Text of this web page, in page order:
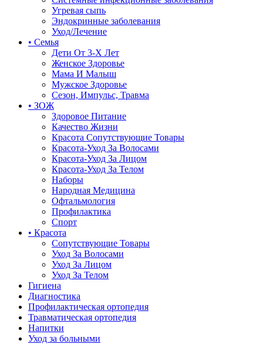
Угревая сыпь
Эндокринные заболевания
Уход/Лечение
• Семья
Дети От 3-Х Лет
Женское Здоровье
Мама И Малыш
Мужское Здоровье
Сезон, Импульс, Травма
• ЗОЖ
Здоровое Питание
Качество Жизни
Красота Сопутствующие Товары
Красота-Уход За Волосами
Красота-Уход За Лицом
Красота-Уход За Телом
Наборы
Народная Медицина
Офтальмология
Профилактика
Спорт
• Красота
Сопутствующие Товары
Уход За Волосами
Уход За Лицом
Уход За Телом
Гигиена
Диагностика
Профилактическая ортопедия
Травматическая ортопедия
Напитки
Уход за больными